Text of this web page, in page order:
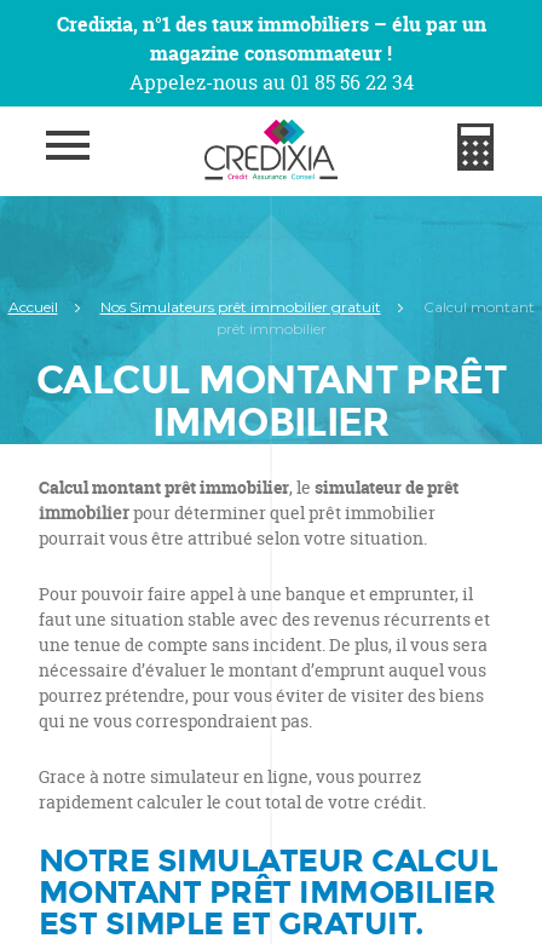
Credixia, n°1 des taux immobiliers – élu par un
magazine consommateur !
Appelez-nous au 01 85 56 22 34
Accueil Nos Simulateurs prêt immobilier gratuit
Calcul montant
prêt immobilier
CALCUL MONTANT PRÊT
IMMOBILIER
Calcul montant prêt immobilier, le simulateur de prêt
immobilierpour déterminer quel prêt immobilier
pourrait vous être attribué selon votre situation.
Pour pouvoir faire appel à une banque et emprunter, il
faut une situation stable avec des revenus récurrents et
une tenue de compte sans incident. De plus, il vous sera
nécessaire d’évaluer le montant d’emprunt auquel vous
pourrez prétendre, pour vous éviter de visiter des biens
qui ne vous correspondraient pas.
Grace à notre simulateur en ligne, vous pourrez
rapidement calculer le cout total de votre crédit.
NOTRE SIMULATEUR CALCUL
MONTANT PRÊT IMMOBILIER
EST SIMPLE ET GRATUIT.